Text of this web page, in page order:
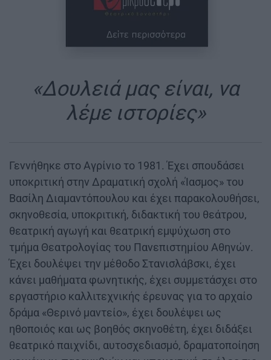
«Δουλειά μας είναι, να
λέμε ιστορίες»
Γεννήθηκε στο Αγρίνιο το 1981. Έχει σπουδάσει
υποκριτική στην Δραματική σχολή «Ίασμος» του
Βασίλη Διαμαντόπουλου και έχει παρακολουθήσει,
σκηνοθεσία, υποκριτική, διδακτική του θεάτρου,
θεατρική αγωγή και θεατρική εμψύχωση στο
τμήμα Θεατρολογίας του Πανεπιστημίου Αθηνών.
Έχει δουλέψει την μέθοδο Στανισλάβσκι, έχει
κάνει μαθήματα φωνητικής, έχει συμμετάσχει στο
εργαστήριο καλλιτεχνικής έρευνας για το αρχαίο
δράμα «Θερινό μαντείο», έχει δουλέψει ως
ηθοποιός και ως βοηθός σκηνοθέτη, έχει διδάξει
θεατρικό παιχνίδι, αυτοσχεδιασμό, δραματοποίηση